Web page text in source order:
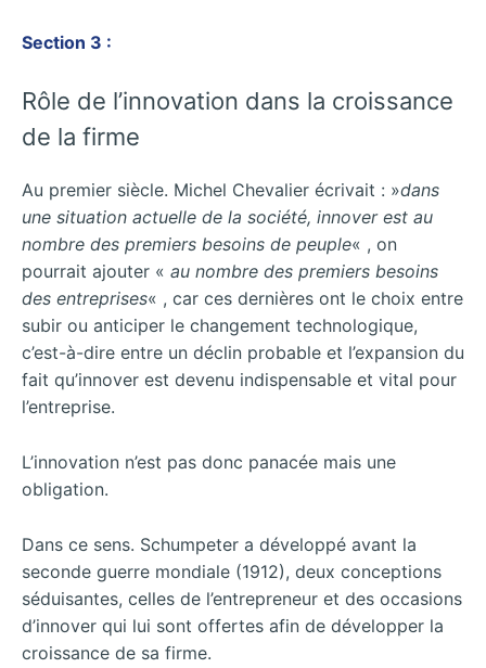
Section 3 :
Rôle de l’innovation dans la croissance
de la firme
Au premier siècle. Michel Chevalier écrivait : »dans
une situation actuelle de la société, innover est au
nombre des premiers besoins de peuple« , on
pourrait ajouter « au nombre des premiers besoins
des entreprises« , car ces dernières ont le choix entre
subir ou anticiper le changement technologique,
c’est-à-dire entre un déclin probable et l’expansion du
fait qu’innover est devenu indispensable et vital pour
l’entreprise.
L’innovation n’est pas donc panacée mais une
obligation.
Dans ce sens. Schumpeter a développé avant la
seconde guerre mondiale (1912), deux conceptions
séduisantes, celles de l’entrepreneur et des occasions
d’innover qui lui sont offertes afin de développer la
croissance de sa firme.